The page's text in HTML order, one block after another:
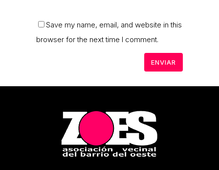
Save my name, email, and website in this
browser for the next time I comment.